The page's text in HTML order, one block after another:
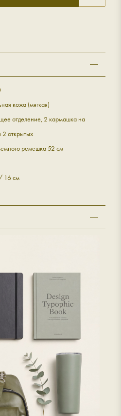
кожа (мягкая)
отделение, 2 кармашка на
открытых
ремешка 52 см
16 см